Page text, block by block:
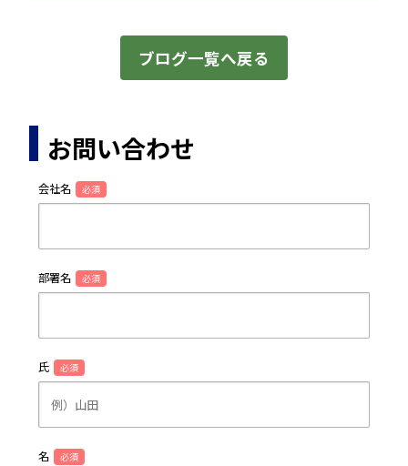
ブログ一覧へ戻る
お問い合わせ
会社名 必須
部署名 必須
氏 必須
名 必須